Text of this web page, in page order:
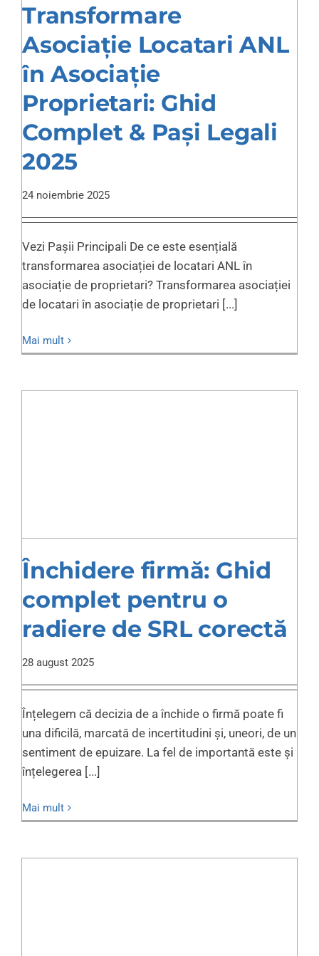
Transformare
Asociație Locatari ANL
în Asociație
Proprietari: Ghid
Complet & Pași Legali
2025
24 noiembrie 2025
Vezi Pașii Principali De ce este esențială
transformarea asociației de locatari ANL în
asociație de proprietari? Transformarea asociației
de locatari în asociație de proprietari [...]
Mai mult
Închidere firmă: Ghid
complet pentru o
radiere de SRL corectă
28 august 2025
Înțelegem că decizia de a închide o firmă poate fi
una dificilă, marcată de incertitudini și, uneori, de un
sentiment de epuizare. La fel de importantă este și
înțelegerea [...]
Mai mult